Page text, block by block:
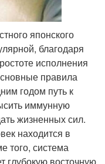
японского
благодаря
исполнения
правила
годом путь к
иммунную
жизненных сил.
находится в
того, система
глубокую восточную